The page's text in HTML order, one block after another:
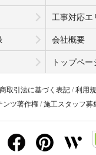
工事対応エ
会社概要
トップペー
取引法に基づく表記
利用
ンツ著作権
施工スタッフ募